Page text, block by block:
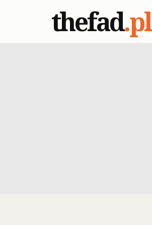
thefad.pl